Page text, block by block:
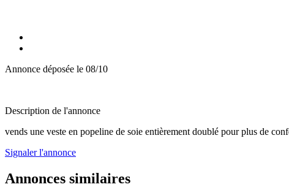
Annonce déposée le 08/10
Description de l'annonce
vends une veste en popeline de soie entièrement doublé pour plus de
Signaler l'annonce
Annonces similaires